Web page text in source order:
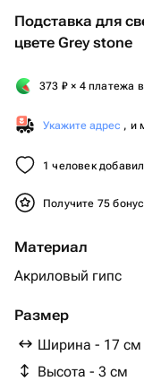
Подставка для
цвете Grey stone
373 ₽ × 4 платежа
Укажите адрес , и
1 человек
Получите 75
Материал
Акриловый гипс
Размер
Ширина - 17 см
Высота - 3 см